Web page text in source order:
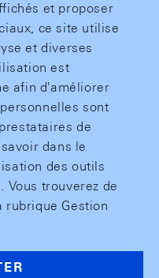
et proposer
ce site utilise
et diverses
est
afin d'améliorer
sont
de
dans le
des outils
Vous trouverez de
rubrique Gestion